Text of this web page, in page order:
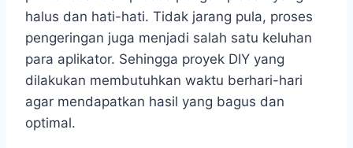
halus dan hati-hati. Tidak jarang pula, proses
pengeringan juga menjadi salah satu keluhan
para aplikator. Sehingga proyek DIY yang
dilakukan membutuhkan waktu berhari-hari
agar mendapatkan hasil yang bagus dan
optimal.